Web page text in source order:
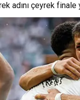
adını çeyrek finale